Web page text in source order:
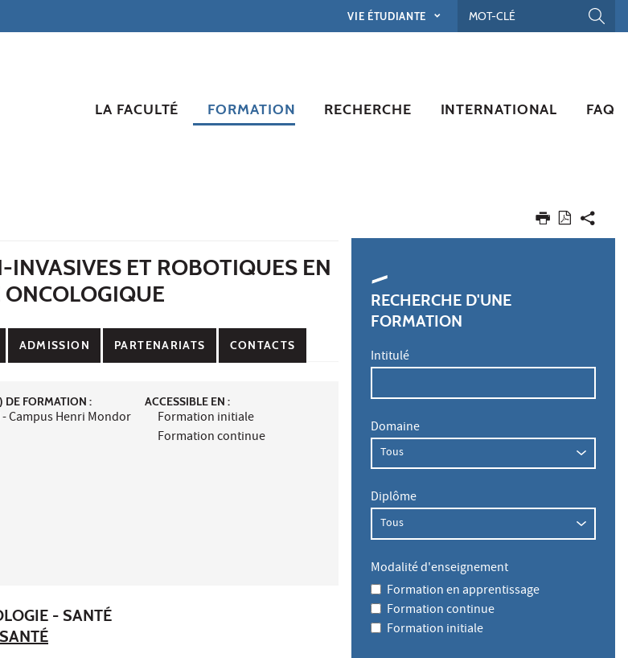
VIE ÉTUDIANTE
LA FACULTÉ FORMATION RECHERCHE INTERNATIONAL FAQ
ET ROBOTIQUES EN
ADMISSION PARTENARIATS CONTACTS
DE FORMATION :
Campus Henri Mondor
ACCESSIBLE EN :
Formation initiale
Formation continue
- SANTÉ
RECHERCHE D'UNE
FORMATION
Intitulé
Domaine
Diplôme
Modalité d'enseignement
Formation en apprentissage
Formation continue
Formation initiale